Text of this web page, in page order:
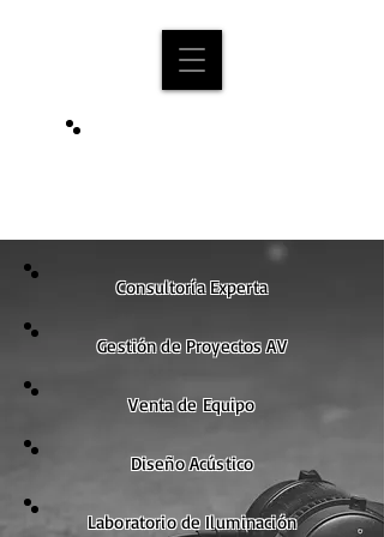
Consultoría Experta
Gestión de Proyectos AV
Venta de Equipo
Diseño Acústico
Laboratorio de Iluminación